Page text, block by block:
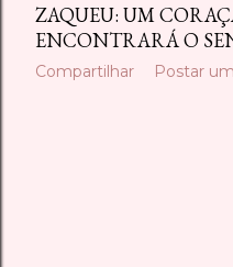
ZAQUEU: UM
ENCONTRARÁ O
Compartilhar Postar